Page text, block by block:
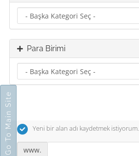
Para Birimi
Yeni bir alan adı kaydetmek istiyorum.
www.
Go To Main Site